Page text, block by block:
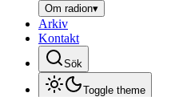
Om radion▾
Arkiv
Kontakt
Sök
Toggle theme